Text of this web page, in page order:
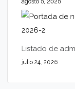
agosto 6, 2026
Listado de
julio 24, 2026